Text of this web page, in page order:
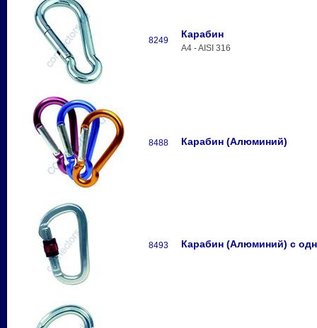
8249
Карабин
A4 - AISI 316
8488 Карабин (Алюминий)
8493 Карабин (Алюминий) с